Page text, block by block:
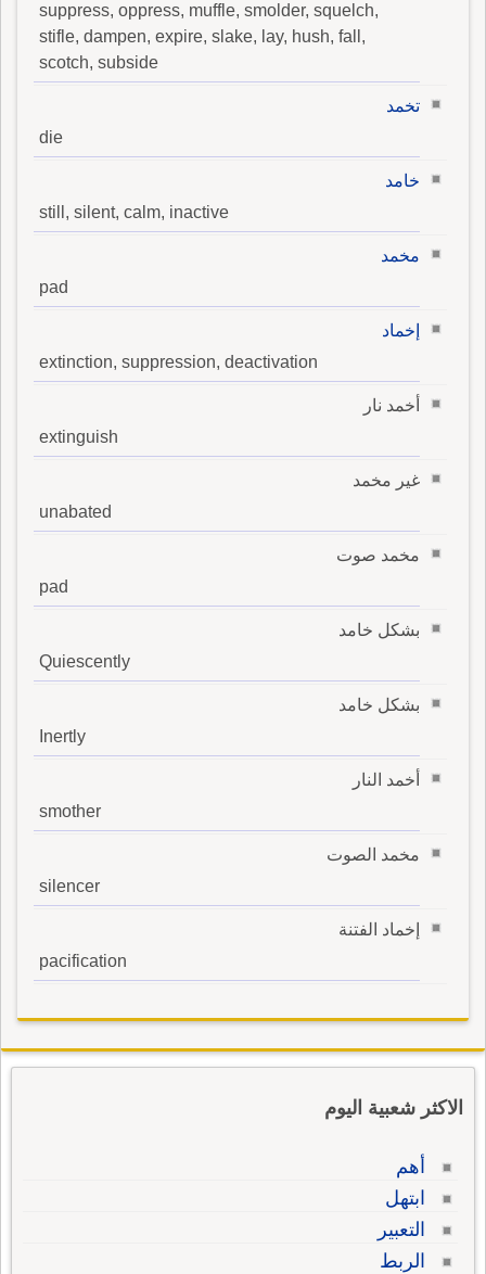
suppress, oppress, muffle, smolder, squelch,
stifle, dampen, expire, slake, lay, hush, fall,
scotch, subside
تخمد
die
خامد
still, silent, calm, inactive
مخمد
pad
إخماد
extinction, suppression, deactivation
أخمد نار
extinguish
غير مخمد
unabated
مخمد صوت
pad
بشكل خامد
Quiescently
بشكل خامد
Inertly
أخمد النار
smother
مخمد الصوت
silencer
إخماد الفتنة
pacification
الاكثر شعبية اليوم
أهم
ابتهل
التعبير
الربط